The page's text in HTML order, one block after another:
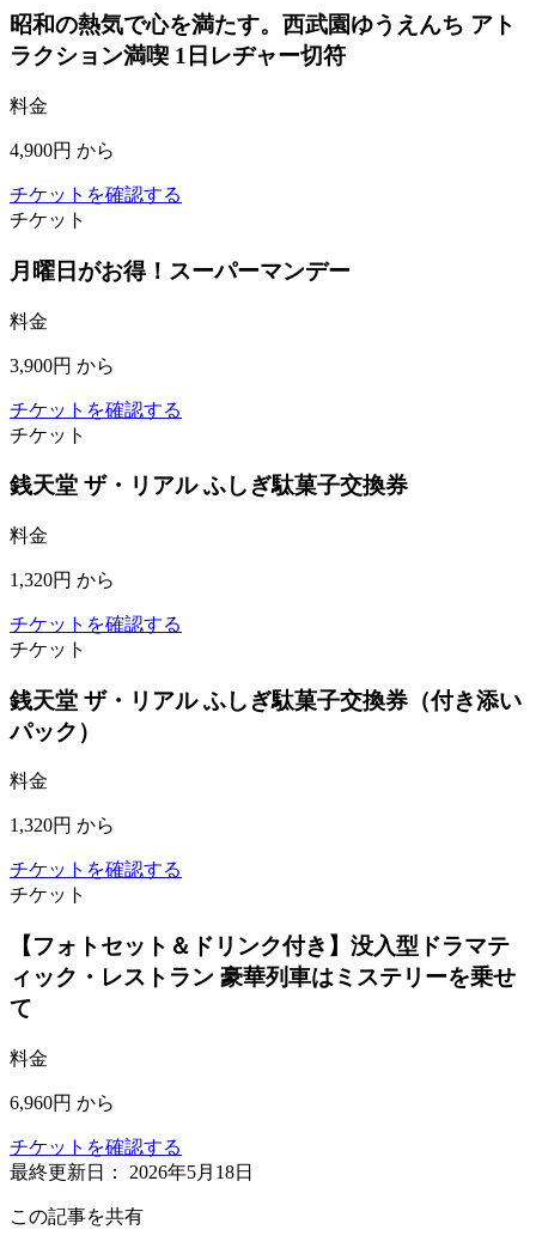
昭和の熱気で心を満たす。西武園ゆうえんち アト
ラクション満喫 1日レヂャー切符
料金
4,900円 から
チケットを確認する
チケット
月曜日がお得！スーパーマンデー
料金
3,900円 から
チケットを確認する
チケット
銭天堂 ザ・リアル ふしぎ駄菓子交換券
料金
1,320円 から
チケットを確認する
チケット
銭天堂 ザ・リアル ふしぎ駄菓子交換券（付き添い
パック）
料金
1,320円 から
チケットを確認する
チケット
【フォトセット＆ドリンク付き】没入型ドラマテ
ィック・レストラン 豪華列車はミステリーを乗せ
て
料金
6,960円 から
チケットを確認する
最終更新日： 2026年5月18日
この記事を共有